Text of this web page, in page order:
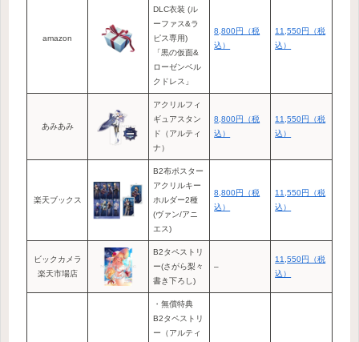
amazon
DLC衣装 (ル
ーファス&ラ
ピス専用)
「黒の仮面&
ローゼンベル
クドレス」
8,800円（税
込）
11,550円（税
込）
あみあみ
アクリルフィ
ギュアスタン
ド（アルティ
ナ）
8,800円（税
込）
11,550円（税
込）
楽天ブックス
B2布ポスター
アクリルキー
ホルダー2種
(ヴァン/アニ
エス)
8,800円（税
込）
11,550円（税
込）
ビックカメラ
楽天市場店
B2タペストリ
ー(さがら梨々
書き下ろし)
–
11,550円（税
込）
・無償特典
B2タペストリ
ー（アルティ